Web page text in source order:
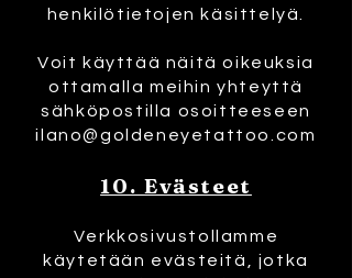
henkilötietojen käsittelyä.
Voit käyttää näitä oikeuksia
ottamalla meihin yhteyttä
sähköpostilla osoitteeseen
ilano@goldeneyetattoo.com
10. Evästeet
Verkkosivustollamme
käytetään evästeitä, jotka